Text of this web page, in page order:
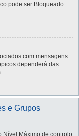
pode ser Bloqueado
com mensagens
dependerá das
e Grupos
Nível Máximo de controlo